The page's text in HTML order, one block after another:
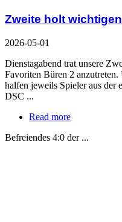
Zweite holt wichtigen
2026-05-01
Dienstagabend trat unsere
Favoriten Büren 2
halfen jeweils Spieler aus der
DSC ...
Read more
Befreiendes 4:0 der ...